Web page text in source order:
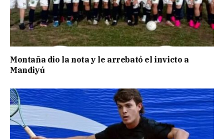
Montaña dio la nota y le arrebató el invicto a
Mandiyú